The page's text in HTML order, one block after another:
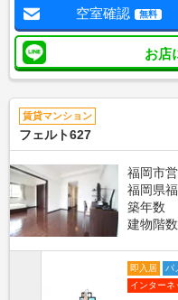
空室確認 無料
お店
賃貸マンション
フェルト627
福岡市
福岡県
築年数
建物階数
即入居 パ
インターネ